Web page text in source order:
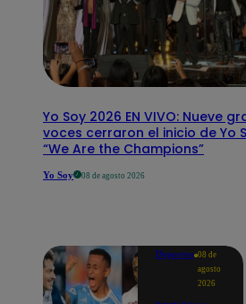
Yo Soy 2026 EN VIVO: Nueve
voces cerraron el inicio de Yo
“We Are the Champions”
Yo Soy 08 de agosto 2026
Deportes 08 de
agosto
2026